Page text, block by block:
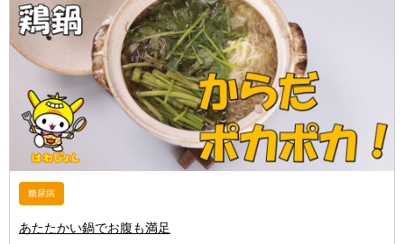
糖尿病
あたたかい鍋でお腹も満足